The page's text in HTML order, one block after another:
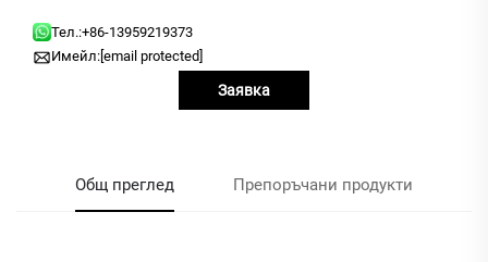
Тел.:+86-13959219373
Имейл: [email protected]
Заявка
Общ преглед Препоръчани продукти